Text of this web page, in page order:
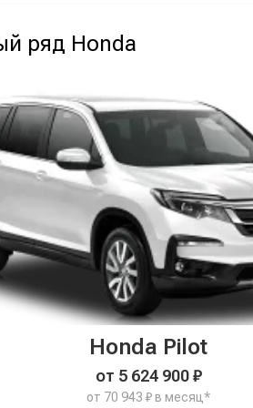
ряд Honda
Honda Pilot
от 5 624 900 ₽
от 70 943 ₽ в месяц*